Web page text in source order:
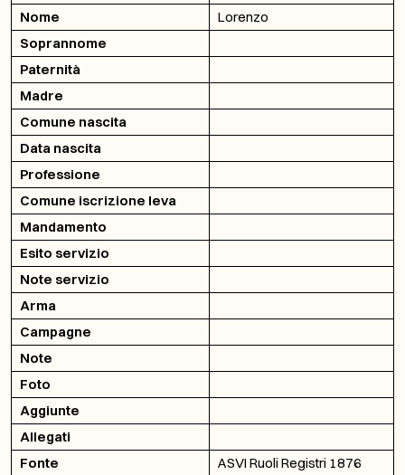
Nome
Lorenzo
Soprannome
Paternità
Madre
Comune nascita
Data nascita
Professione
Comune iscrizione leva
Mandamento
Esito servizio
Note servizio
Arma
Campagne
Note
Foto
Aggiunte
Allegati
Fonte
ASVI Ruoli Registri 1876